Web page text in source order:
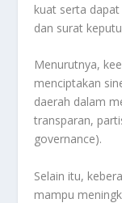
kuat serta
dan surat
Menurutnya,
menciptakan
daerah dalam
transparan,
governance).
Selain itu,
mampu